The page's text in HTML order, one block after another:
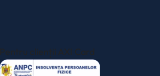
Pentru clienții AXI Card
(opens in a new